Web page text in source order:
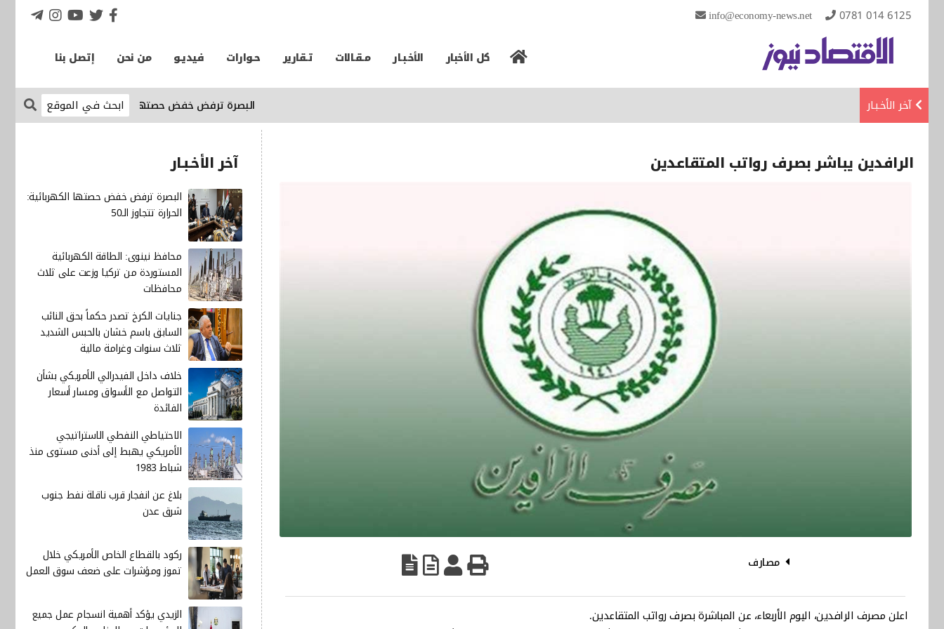
info@economy-news.net 0781 014 6125
كل الأخبار الأخـبـار مـقـالات تـقارير حـوارات فيديـو من نحن إتصل بنا
آخر الأخـبـار البصرة ترفض خفض حصتها الكهربائية: الحرارة تتجاوز الـ50
الرافدين يباشر بصرف رواتب المتقاعدين
مصارف
اعلن مصرف الرافدين، اليوم الأربعاء، عن المباشرة بصرف رواتب المتقاعدين.
آخر الأخـبـار
البصرة ترفض خفض حصتها الكهربائية:
الحرارة تتجاوز الـ50
محافظ نينوى: الطاقة الكهربائية
المستوردة من تركيا وزعت على ثلاث
محافظات
جنايات الكرخ تصدر حكماً بحق النائب
السابق باسم خشان بالحبس الشديد
ثلاث سنوات وغرامة مالية
خلاف داخل الفيدرالي الأمريكي بشأن
التواصل مع الأسواق ومسار أسعار
الفائدة
الاحتياطي النفطي الاستراتيجي
الأمريكي يهبط إلى أدنى مستوى منذ
شباط 1983
بلاغ عن انفجار قرب ناقلة نفط جنوب
شرق عدن
ركود بالقطاع الخاص الأمريكي خلال
تموز ومؤشرات على ضعف سوق العمل
الزيدي يؤكد أهمية انسجام عمل جميع